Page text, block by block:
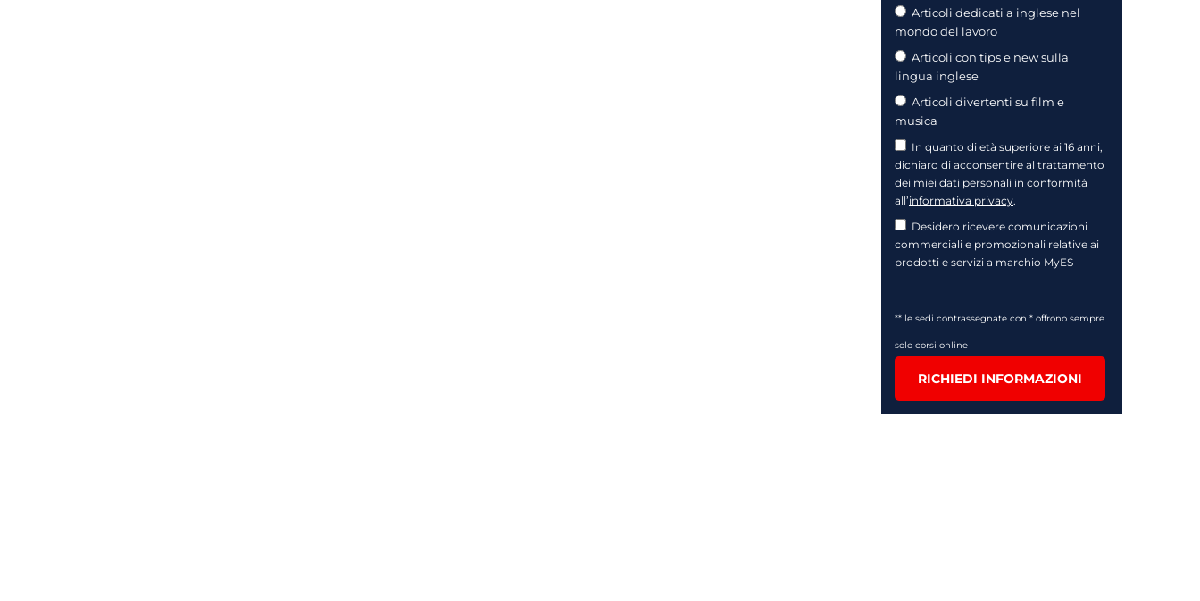
Articoli dedicati a inglese nel
mondo del lavoro
Articoli con tips e new sulla
lingua inglese
Articoli divertenti su film e
musica
In quanto di età superiore ai 16 anni,
dichiaro di acconsentire al trattamento
dei miei dati personali in conformità
all’informativa privacy.
Desidero ricevere comunicazioni
commerciali e promozionali relative ai
prodotti e servizi a marchio MyES
** le sedi contrassegnate con * offrono sempre
solo corsi online
RICHIEDI INFORMAZIONI